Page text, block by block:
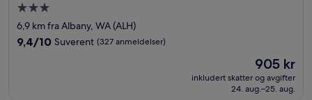
Overnattingssted
med
3.0
stjerner
6,9 km fra Albany, WA (ALH)
9.4
9,4/10 Suverent (327 anmeldelser)
Prisen
905 kr
905 kr
inkludert skatter og avgifter
24. aug.–25. aug.